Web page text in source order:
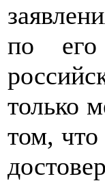
по его
только
том,